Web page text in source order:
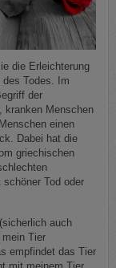
die Erleichterung
Todes. Im
der
kranken Menschen
einen
Dabei hat die
griechischen
Tod oder
auch
Tier
empfindet das Tier